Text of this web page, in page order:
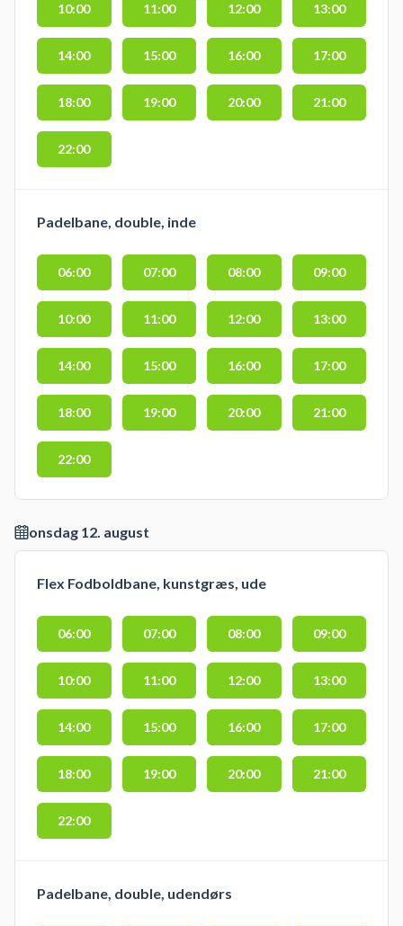
10:00 11:00 12:00 13:00
14:00 15:00 16:00 17:00
18:00 19:00 20:00 21:00
22:00
Padelbane, double, inde
06:00 07:00 08:00 09:00
10:00 11:00 12:00 13:00
14:00 15:00 16:00 17:00
18:00 19:00 20:00 21:00
22:00
onsdag 12. august
Flex Fodboldbane, kunstgræs, ude
06:00 07:00 08:00 09:00
10:00 11:00 12:00 13:00
14:00 15:00 16:00 17:00
18:00 19:00 20:00 21:00
22:00
Padelbane, double, udendørs